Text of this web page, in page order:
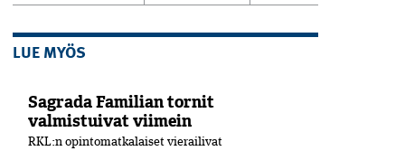
LUE MYÖS
Sagrada Familian tornit
valmistuivat viimein
RKL:n opintomatkalaiset vierailivat